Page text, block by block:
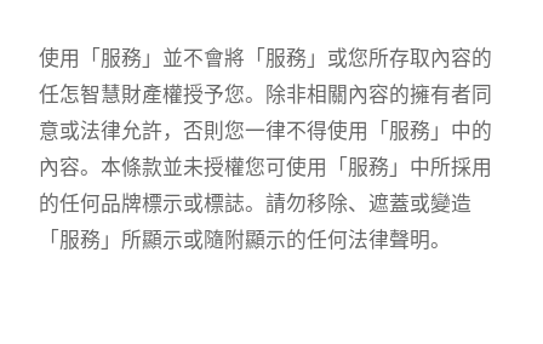
使用「服務」並不會將「服務」或您所存取內容的
任怎智慧財產權授予您。除非相關內容的擁有者同
意或法律允許，否則您一律不得使用「服務」中的
內容。本條款並未授權您可使用「服務」中所採用
的任何品牌標示或標誌。請勿移除、遮蓋或變造
「服務」所顯示或隨附顯示的任何法律聲明。